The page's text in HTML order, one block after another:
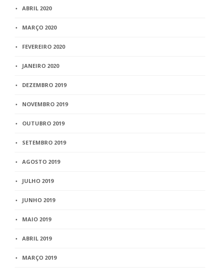
ABRIL 2020
MARÇO 2020
FEVEREIRO 2020
JANEIRO 2020
DEZEMBRO 2019
NOVEMBRO 2019
OUTUBRO 2019
SETEMBRO 2019
AGOSTO 2019
JULHO 2019
JUNHO 2019
MAIO 2019
ABRIL 2019
MARÇO 2019